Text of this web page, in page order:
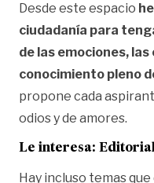
Desde este espacio
ciudadanía para
de las emociones,
conocimiento pleno
propone cada
odios y de amores.
Le interesa: Editorial
Hay incluso temas